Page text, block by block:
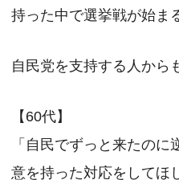
持った中で選挙戦が始ま
自民党を支持する人から
【60代】
「自民でずっと来たの
意を持った対応をしてほ